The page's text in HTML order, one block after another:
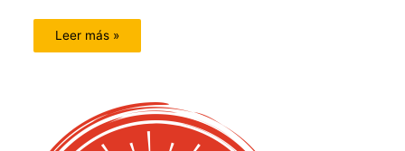
Leer más »